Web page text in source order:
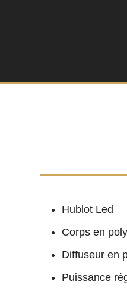
Hublot Led
Corps en
Diffuseur en
Puissance